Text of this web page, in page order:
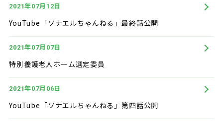
2021年07月 12日
YouTube「ソナエルちゃんねる」最終話公開
2021年07月 07日
特別養護老人ホーム選定委員
2021年07月 06日
YouTube「ソナエルちゃんねる」第四話公開